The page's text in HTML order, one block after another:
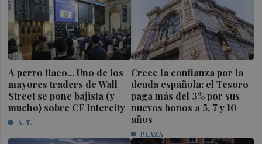
A perro flaco... Uno de los
mayores traders de Wall
Street se pone bajista (y
mucho) sobre CF Intercity
A. T.
Crece la confianza por la
deuda española: el Tesoro
paga más del 3% por sus
nuevos bonos a 5, 7 y 10
años
PLAZA